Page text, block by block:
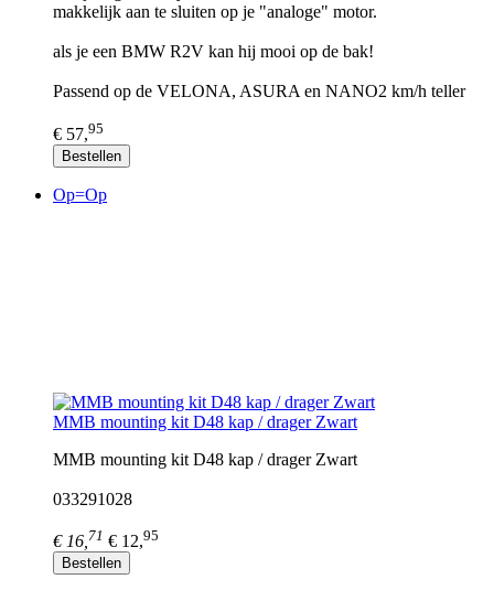
makkelijk aan te sluiten op je "analoge" motor.
als je een BMW R2V kan hij mooi op de bak!
Passend op de VELONA, ASURA en NANO2 km/h teller
€ 57,95
Bestellen
Op=Op
MMB mounting kit D48 kap / drager Zwart
MMB mounting kit D48 kap / drager Zwart
033291028
€ 16, 71 € 12,95
Bestellen